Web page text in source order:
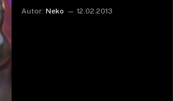
Autor: Neko 12.02.2013